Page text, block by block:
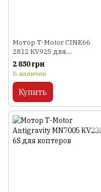
Мотор T-Motor CINE66
2812 KV925 для
мультикоптеров
2 850 грн
В наличии
Купить